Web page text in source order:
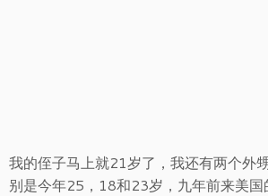
我的侄子马上就21岁了，我还有两个外
别是今年25，18和23岁，九年前来美